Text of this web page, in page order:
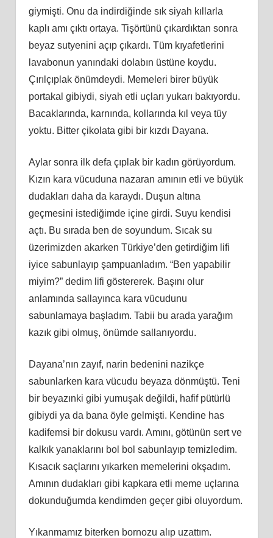
giymişti. Onu da indirdiğinde sık siyah kıllarla
kaplı amı çıktı ortaya. Tişörtünü çıkardıktan sonra
beyaz sutyenini açıp çıkardı. Tüm kıyafetlerini
lavabonun yanındaki dolabın üstüne koydu.
Çırılçıplak önümdeydi. Memeleri birer büyük
portakal gibiydi, siyah etli uçları yukarı bakıyordu.
Bacaklarında, karnında, kollarında kıl veya tüy
yoktu. Bitter çikolata gibi bir kızdı Dayana.
Aylar sonra ilk defa çıplak bir kadın görüyordum.
Kızın kara vücuduna nazaran amının etli ve büyük
dudakları daha da karaydı. Duşun altına
geçmesini istediğimde içine girdi. Suyu kendisi
açtı. Bu sırada ben de soyundum. Sıcak su
üzerimizden akarken Türkiye’den getirdiğim lifi
iyice sabunlayıp şampuanladım. “Ben yapabilir
miyim?” dedim lifi göstererek. Başını olur
anlamında sallayınca kara vücudunu
sabunlamaya başladım. Tabii bu arada yarağım
kazık gibi olmuş, önümde sallanıyordu.
Dayana’nın zayıf, narin bedenini nazikçe
sabunlarken kara vücudu beyaza dönmüştü. Teni
bir beyazınki gibi yumuşak değildi, hafif pütürlü
gibiydi ya da bana öyle gelmişti. Kendine has
kadifemsi bir dokusu vardı. Amını, götünün sert ve
kalkık yanaklarını bol bol sabunlayıp temizledim.
Kısacık saçlarını yıkarken memelerini okşadım.
Amının dudakları gibi kapkara etli meme uçlarına
dokunduğumda kendimden geçer gibi oluyordum.
Yıkanmamız biterken bornozu alıp uzattım.